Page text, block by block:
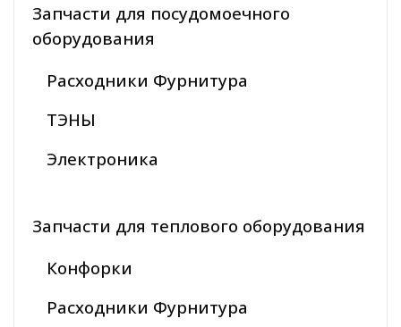
Запчасти для посудомоечного
оборудования
Расходники Фурнитура
ТЭНЫ
Электроника
Запчасти для теплового оборудования
Конфорки
Расходники Фурнитура